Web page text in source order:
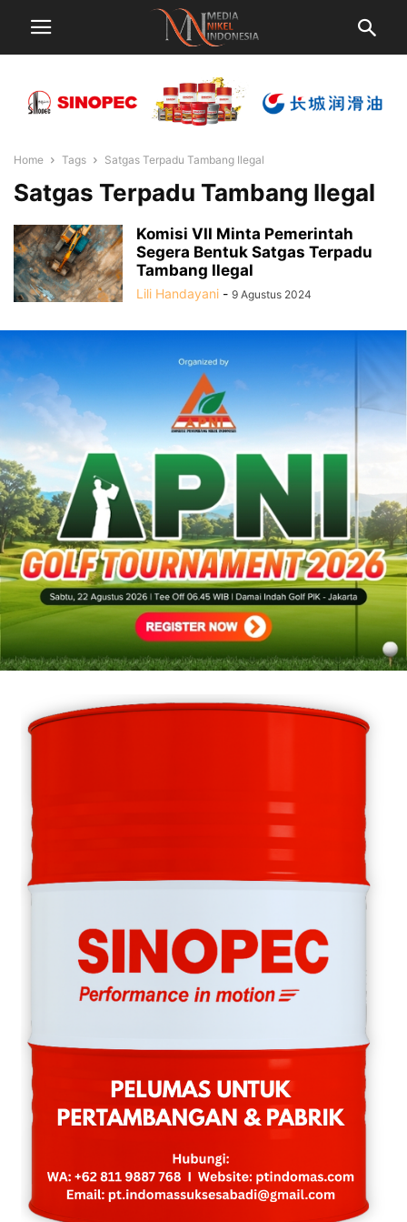
Home Tags Satgas Terpadu Tambang Ilegal
Satgas Terpadu Tambang Ilegal
Komisi VII Minta Pemerintah
Segera Bentuk Satgas Terpadu
Tambang Ilegal
Lili Handayani - 9 Agustus 2024